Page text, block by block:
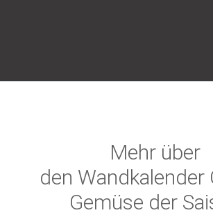
Mehr über
den Wandkalender
Gemüse der